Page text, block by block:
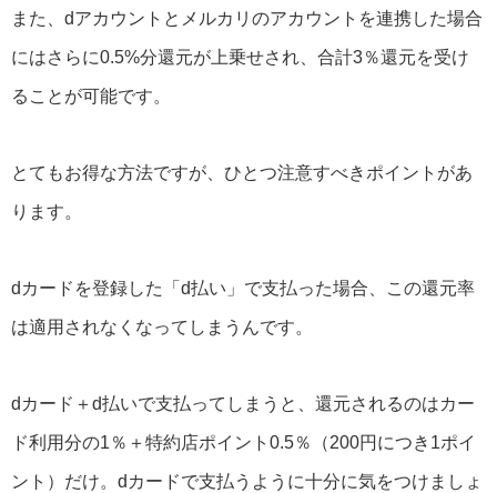
また、dアカウントとメルカリのアカウントを連携した場合
にはさらに0.5%分還元が上乗せされ、合計3％還元を受け
ることが可能です。
とてもお得な方法ですが、ひとつ注意すべきポイントがあ
ります。
dカードを登録した「d払い」で支払った場合、この還元率
は適用されなくなってしまうんです。
dカード＋d払いで支払ってしまうと、還元されるのはカー
ド利用分の1％＋特約店ポイント0.5％（200円につき1ポイ
ント）だけ。dカードで支払うように十分に気をつけましょ